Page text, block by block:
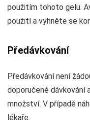
použitím tohoto gelu.
použití a vyhněte se
Předávkování
Předávkování není
doporučené dávkování
množství. V případě
lékaře.